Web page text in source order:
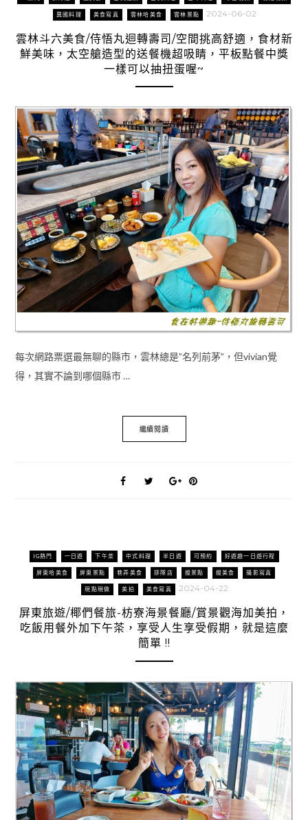
異國料理 美食寫真 雲林哈美食 雲林景點 2024-06-02
雲林斗六美食/侍悟丸迴轉壽司/空間挑高舒適，食材新
鮮美味，太空艙造型的送餐機超吸睛，平板點餐中獎
一樣可以抽扭蛋喔~
每次網路票選最無聊的縣市，雲林總是”名列前茅”，但vivian覺
得，其實不論到哪個縣市 …
繼續閱讀
IG熱門 一日遊 下午茶 中式料理 半日遊 可預約 好遊趣一日遊行程
屏東哈美食 屏東景點 巷弄美食 排隊店 搜景點 搜美食 攝影寫真
現點現做 美拍 美食寫真 2024-04-22
屏東旅遊/椰們餐旅-枋寮海景餐廳/賞景觀海加美拍，
吃飯用餐外加下午茶，享受人生享受假期，就是這麼
簡單 !!